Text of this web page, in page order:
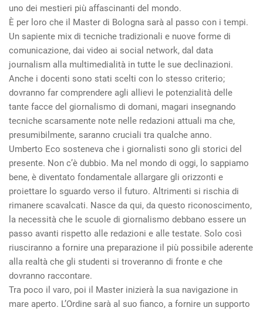
uno dei mestieri più affascinanti del mondo.
È per loro che il Master di Bologna sarà al passo con i tempi.
Un sapiente mix di tecniche tradizionali e nuove forme di
comunicazione, dai video ai social network, dal data
journalism alla multimedialità in tutte le sue declinazioni.
Anche i docenti sono stati scelti con lo stesso criterio;
dovranno far comprendere agli allievi le potenzialità delle
tante facce del giornalismo di domani, magari insegnando
tecniche scarsamente note nelle redazioni attuali ma che,
presumibilmente, saranno cruciali tra qualche anno.
Umberto Eco sosteneva che i giornalisti sono gli storici del
presente. Non c’è dubbio. Ma nel mondo di oggi, lo sappiamo
bene, è diventato fondamentale allargare gli orizzonti e
proiettare lo sguardo verso il futuro. Altrimenti si rischia di
rimanere scavalcati. Nasce da qui, da questo riconoscimento,
la necessità che le scuole di giornalismo debbano essere un
passo avanti rispetto alle redazioni e alle testate. Solo così
riusciranno a fornire una preparazione il più possibile aderente
alla realtà che gli studenti si troveranno di fronte e che
dovranno raccontare.
Tra poco il varo, poi il Master inizierà la sua navigazione in
mare aperto. L’Ordine sarà al suo fianco, a fornire un supporto